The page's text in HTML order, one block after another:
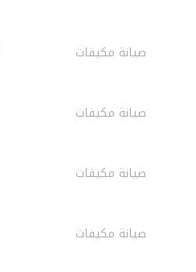
صيانة مكيفات
صيانة مكيفات
صيانة مكيفات
صيانة مكيفات